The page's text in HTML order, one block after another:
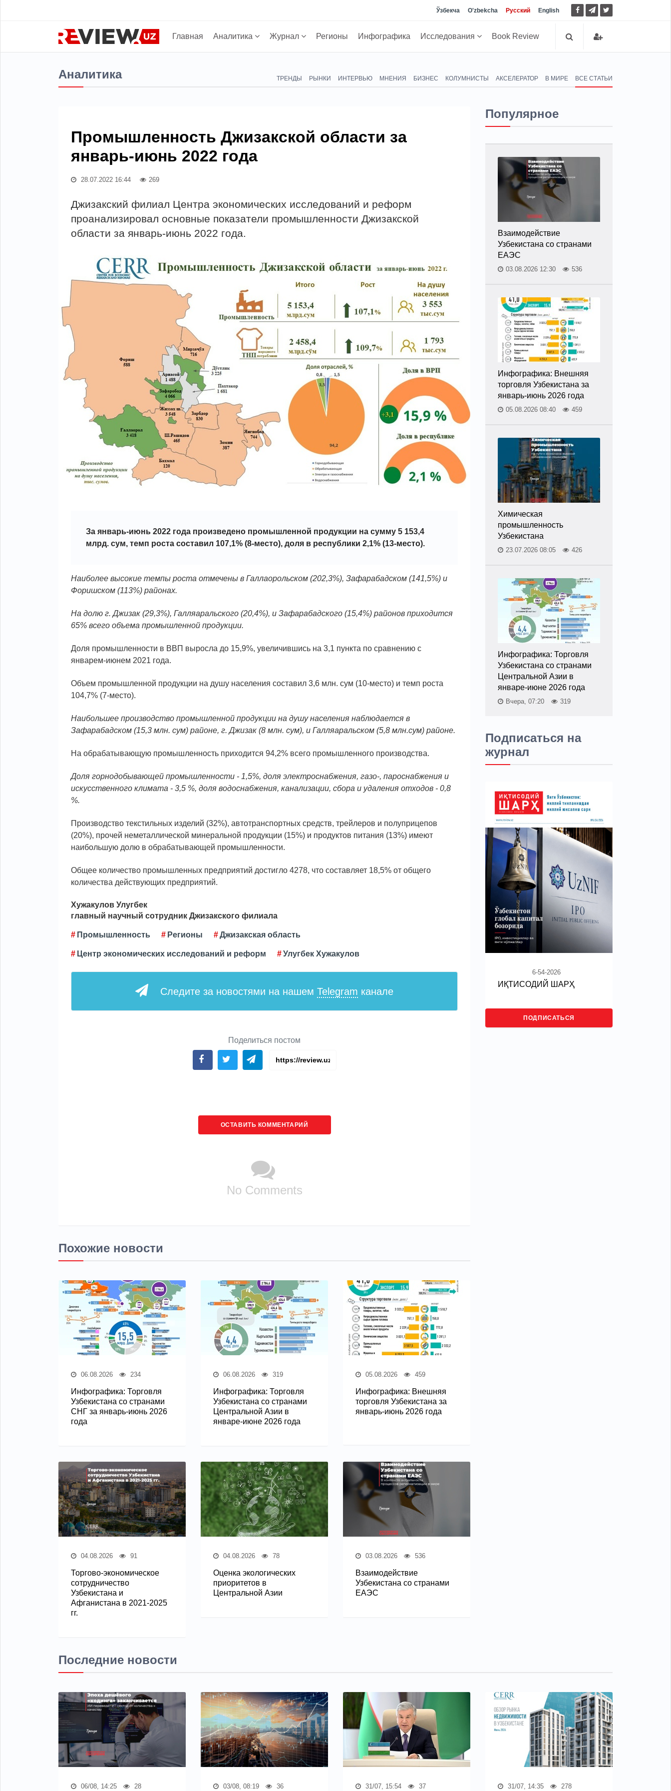
Ўзбекча O'zbekcha Русский English
Главная Аналитика Журнал Регионы Инфографика Исследования Book Review
Аналитика ТРЕНДЫ РЫНКИ ИНТЕРВЬЮ МНЕНИЯ БИЗНЕС КОЛУМНИСТЫ АКСЕЛЕРАТОР В МИРЕ ВСЕ СТАТЬИ
Промышленность Джизакской области за
январь-июнь 2022 года
28.07.2022 16:44 269
Джизакский филиал Центра экономических исследований и реформ
проанализировал основные показатели промышленности Джизакской
области за январь-июнь 2022 года.
За январь-июнь 2022 года произведено промышленной продукции на сумму 5 153,4
млрд. сум, темп роста составил 107,1% (8-место), доля в республики 2,1% (13-место).
Наиболее высокие темпы роста отмечены в Галлаорольском (202,3%), Зафарабадском (141,5%) и
Форишском (113%) районах.
На долю г. Джизак (29,3%), Галляаральского (20,4%), и Зафарабадского (15,4%) районов приходится
65% всего объема промышленной продукции.
Доля промышленности в ВВП выросла до 15,9%, увеличившись на 3,1 пункта по сравнению с
январем-июнем 2021 года.
Объем промышленной продукции на душу населения составил 3,6 млн. сум (10-место) и темп роста
104,7% (7-место).
Наибольшее производство промышленной продукции на душу населения наблюдается в
Зафарабадском (15,3 млн. сум) районе, г. Джизак (8 млн. сум), и Галляаральском (5,8 млн.сум) районе.
На обрабатывающую промышленность приходится 94,2% всего промышленного производства.
Доля горнодобывающей промышленности - 1,5%, доля электроснабжения, газо-, пароснабжения и
искусственного климата - 3,5 %, доля водоснабжения, канализации, сбора и удаления отходов - 0,8
%.
Производство текстильных изделий (32%), автотранспортных средств, трейлеров и полуприцепов
(20%), прочей неметаллической минеральной продукции (15%) и продуктов питания (13%) имеют
наибольшую долю в обрабатывающей промышленности.
Общее количество промышленных предприятий достигло 4278, что составляет 18,5% от общего
количества действующих предприятий.
Хужакулов Улугбек
главный научный сотрудник Джизакского филиала
Промышленность Регионы Джизакская область
Центр экономических исследований и реформ Улугбек Хужакулов
Следите за новостями на нашем Telegram канале
Поделиться постом
ОСТАВИТЬ КОММЕНТАРИЙ
No Comments
Похожие новости
06.08.2026 234
Инфографика: Торговля
Узбекистана со странами
СНГ за январь-июнь 2026
года
06.08.2026 319
Инфографика: Торговля
Узбекистана со странами
Центральной Азии в
январе-июне 2026 года
05.08.2026 459
Инфографика: Внешняя
торговля Узбекистана за
январь-июнь 2026 года
04.08.2026 91
Торгово-экономическое
сотрудничество
Узбекистана и
Афганистана в 2021-2025
гг.
04.08.2026 78
Оценка экологических
приоритетов в
Центральной Азии
03.08.2026 536
Взаимодействие
Узбекистана со странами
ЕАЭС
Популярное
Взаимодействие
Узбекистана со странами
ЕАЭС
03.08.2026 12:30 536
Инфографика: Внешняя
торговля Узбекистана за
январь-июнь 2026 года
05.08.2026 08:40 459
Химическая
промышленность
Узбекистана
23.07.2026 08:05 426
Инфографика: Торговля
Узбекистана со странами
Центральной Азии в
январе-июне 2026 года
Вчера, 07:20 319
Подписаться на
журнал
6-54-2026
ИҚТИСОДИЙ ШАРҲ
ПОДПИСАТЬСЯ
Последние новости
06/08, 14:25 28 03/08, 08:19 36 31/07, 15:54 37 31/07, 14:35 278